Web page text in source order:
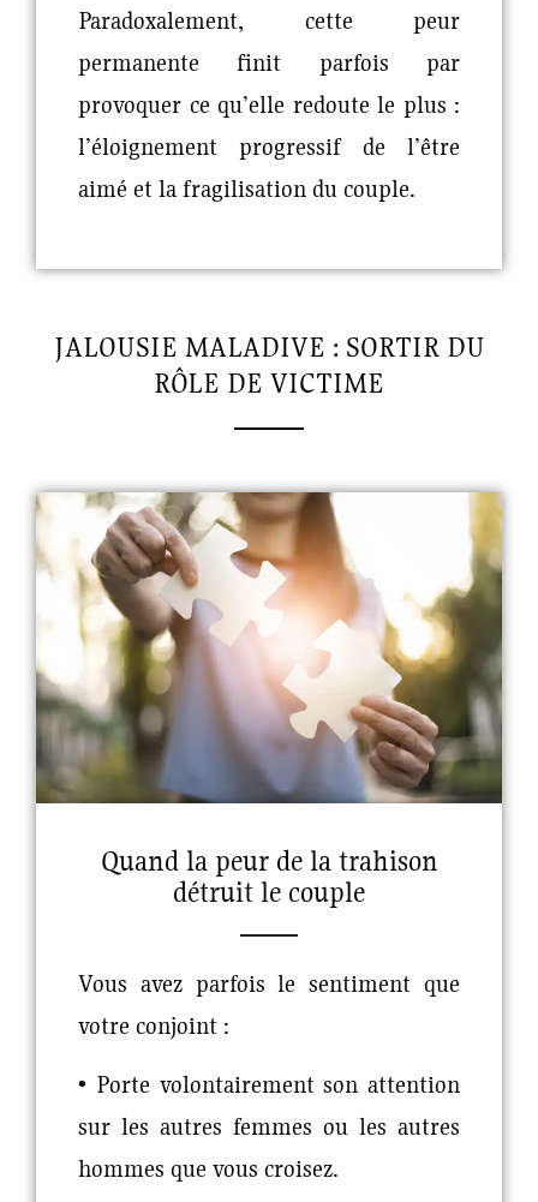
Paradoxalement, cette peur
permanente finit parfois par
provoquer ce qu’elle redoute le plus :
l’éloignement progressif de l’être
aimé et la fragilisation du couple.
JALOUSIE MALADIVE : SORTIR DU
RÔLE DE VICTIME
Quand la peur de la trahison
détruit le couple
Vous avez parfois le sentiment que
votre conjoint :
• Porte volontairement son attention
sur les autres femmes ou les autres
hommes que vous croisez.